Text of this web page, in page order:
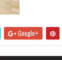
Google+